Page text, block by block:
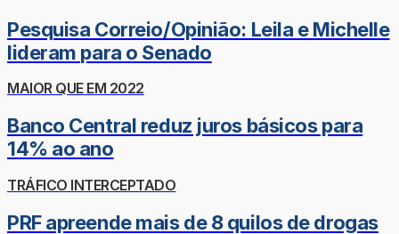
Pesquisa Correio/Opinião: Leila e Michelle
lideram para o Senado
MAIOR QUE EM 2022
Banco Central reduz juros básicos para
14% ao ano
TRÁFICO INTERCEPTADO
PRF apreende mais de 8 quilos de drogas